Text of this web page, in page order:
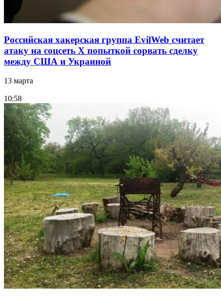
Российская хакерская группа EvilWeb считает
атаку на соцсеть Х попыткой сорвать сделку
между США и Украиной
13 марта
10:58